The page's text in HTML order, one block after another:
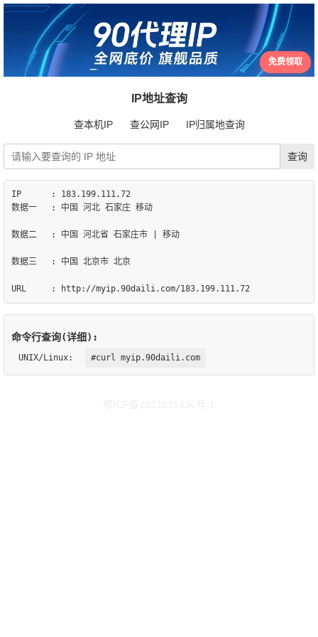
免费领取
IP地址查询
查本机IP 查公网IP IP归属地查询
IP	: 183.199.111.72
数据一	: 中国 河北 石家庄 移动
数据二	: 中国 河北省 石家庄市 | 移动
数据三	: 中国 北京市 北京
命令行查询(详细):
UNIX/Linux: #curl myip.90daili.com